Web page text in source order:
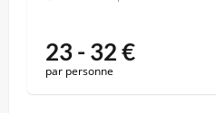
23 - 32€
par personne